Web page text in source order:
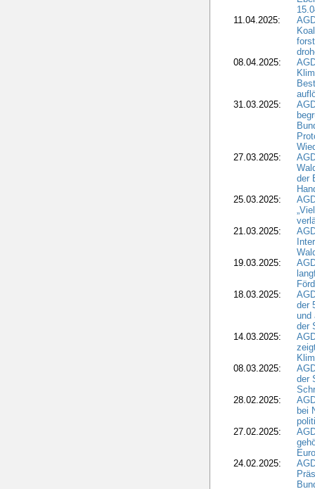
11.04.2025:
08.04.2025:
31.03.2025:
27.03.2025:
der
25.03.2025:
21.03.2025:
19.03.2025:
18.03.2025:
der
und
der
14.03.2025:
08.03.2025:
der
28.02.2025:
bei
27.02.2025:
24.02.2025: